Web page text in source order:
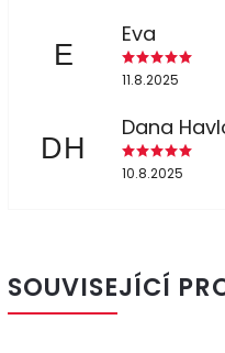
E
Eva
11.8.2025
DH
Dana
10.8.2025
SOUVISEJÍCÍ